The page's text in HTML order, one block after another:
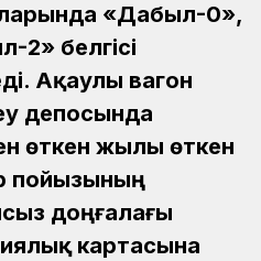
«Дабыл-0»,
белгісі
Ақаулы вагон
депосында
өткен жылы өткен
пойызының
доңғалағы
картасына